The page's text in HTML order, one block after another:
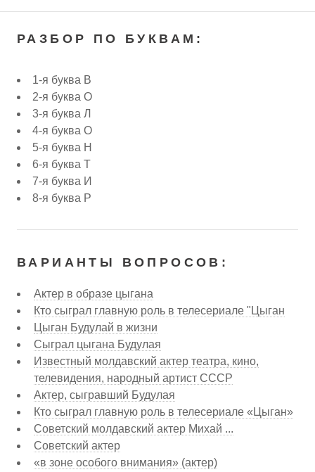
РАЗБОР ПО БУКВАМ:
1-я буква В
2-я буква О
3-я буква Л
4-я буква О
5-я буква Н
6-я буква Т
7-я буква И
8-я буква Р
ВАРИАНТЫ ВОПРОСОВ:
Актер в образе цыгана
Кто сыграл главную роль в телесериале "Цыган
Цыган Будулай в жизни
Сыграл цыгана Будулая
Известный молдавский актер театра, кино,
телевидения, народный артист СССР
Актер, сыгравший Будулая
Кто сыграл главную роль в телесериале «Цыган»
Советский молдавский актер Михай ...
Советский актер
«в зоне особого внимания» (актер)